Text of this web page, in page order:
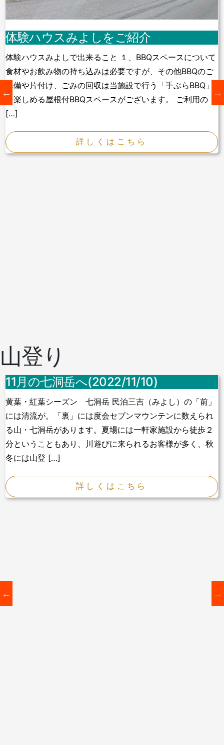
体験ハウスみよしをご紹介
体験ハウスみよしで出来ること １、BBQスペースについて
食材やお飲み物の持ち込みは必要ですが、その他BBQのご
準備や片付け、ごみの回収は当施設で行う「手ぶらBBQ」
を楽しめる屋根付BBQスペースがございます。 ご利用の
[…]
詳しくはこちら
山登り
11月の七洞岳へ(2022/11/10)
黄葉・紅葉シーズン 七洞岳 民泊三吉（みよし）の「前」
には清流が。「裏」には度会セブンマウンテンに数えられ
る山・七洞岳があります。夏場には一軒家施設から徒歩２
分ということもあり、川遊びに来られるお客様が多く、秋
冬には山登 […]
詳しくはこちら